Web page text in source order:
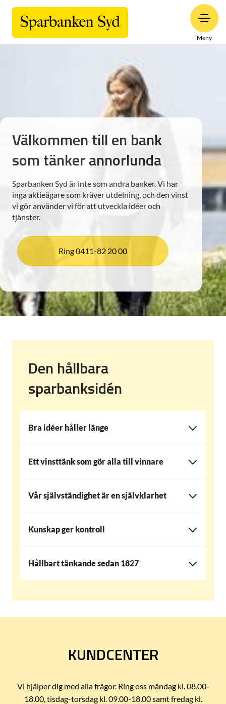
Meny
Välkommen till en bank
som tänker annorlunda
Sparbanken Syd är inte som andra banker. Vi har
inga aktieägare som kräver utdelning, och den vinst
vi gör använder vi för att utveckla idéer och
tjänster.
Ring 0411-82 20 00
Den hållbara
sparbanksidén
Bra idéer håller länge
Ett vinsttänk som gör alla till vinnare
Vår självständighet är en självklarhet
Kunskap ger kontroll
Hållbart tänkande sedan 1827
KUNDCENTER
Vi hjälper dig med alla frågor. Ring oss måndag kl. 08.00-
18.00, tisdag-torsdag kl. 09.00-18.00 samt fredag kl.